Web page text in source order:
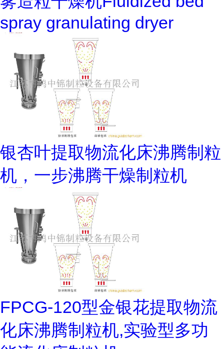
spray granulating dryer
银杏叶提取物流化床沸腾制粒
机，一步沸腾干燥制粒机
FPCG-120型金银花提取物流
化床沸腾制粒机,实验型多功